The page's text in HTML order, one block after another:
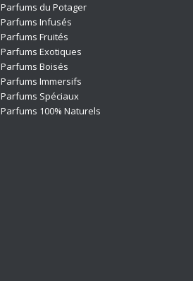
Parfums du Potager
Parfums Infusés
Parfums Fruités
Parfums Exotiques
Parfums Boisés
Parfums Immersifs
Parfums Spéciaux
Parfums 100% Naturels